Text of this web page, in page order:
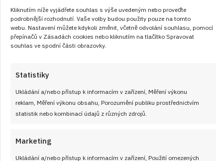
Kliknutím níže vyjádřete souhlas s výše uvedeným nebo proveďte
podrobnější rozhodnutí. Vaše volby budou použity pouze na tomto
webu. Nastavení můžete kdykoli změnit, včetně odvolání souhlasu, pomocí
přepínačů v Zásadách cookies nebo kliknutím na tlačítko Spravovat
souhlas ve spodní části obrazovky.
Statistiky
Ukládání a/nebo přístup k informacím v zařízení, Měření výkonu
reklam, Měření výkonu obsahu, Porozumění publiku prostřednictvím
statistik nebo kombinací údajů z různých zdrojů.
Marketing
Ukládání a/nebo přístup k informacím v zařízení, Použití omezených
Pomerančové řezy patří k těm dezertům, které vypadají
nenápadně, ale v ústech zanechají dojem na dlouho.
Piškotový korpus s trochou pomerančové kůry, hustý pudink
z čistého džusu, vzdušný krém z mascarpone a šlehačky a
recept, který se u nás doma opakuje pořád dokola.
ČÍST RECEPT